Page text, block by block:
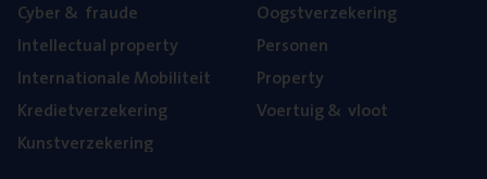
Cyber& fraude
Intel­lec­tu­al property
Inter­na­ti­o­na­le Mobiliteit
Kre­diet­ver­ze­ke­ring
Kunst­ver­ze­ke­ring
Oogst­ver­ze­ke­ring
Per­so­nen
Pro­per­ty
Voer­tuig& vloot